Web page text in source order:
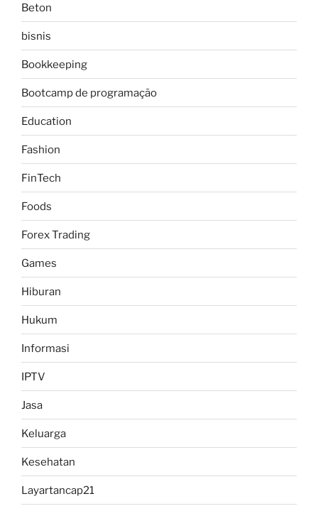
Beton
bisnis
Bookkeeping
Bootcamp de programação
Education
Fashion
FinTech
Foods
Forex Trading
Games
Hiburan
Hukum
Informasi
IPTV
Jasa
Keluarga
Kesehatan
Layartancap21